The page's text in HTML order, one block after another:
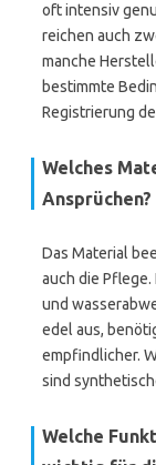
oft intensiv
reichen auch
manche
bestimmte
Registrierung
Welches
Ansprüchen?
Das Material
auch die
und
edel aus,
empfindlicher.
sind
Welche